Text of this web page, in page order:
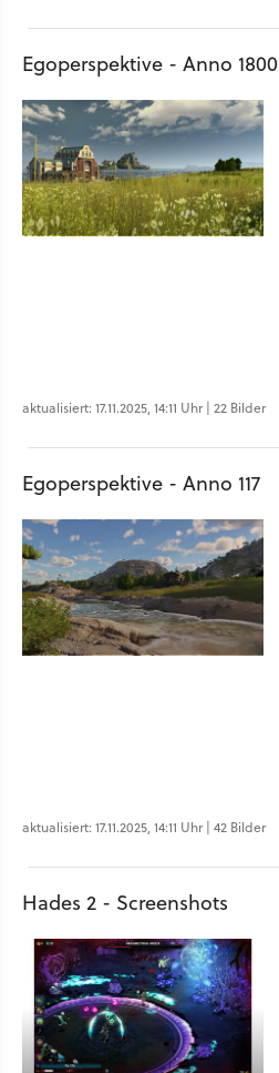
Egoperspektive - Anno 1800
aktualisiert: 17.11.2025, 14:11 Uhr | 22 Bilder
Egoperspektive - Anno 117
aktualisiert: 17.11.2025, 14:11 Uhr | 42 Bilder
Hades 2 - Screenshots